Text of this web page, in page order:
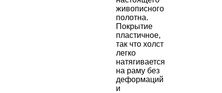
живописного
полотна.
Покрытие
пластичное,
так что холст
легко
натягивается
на раму без
деформаций
и